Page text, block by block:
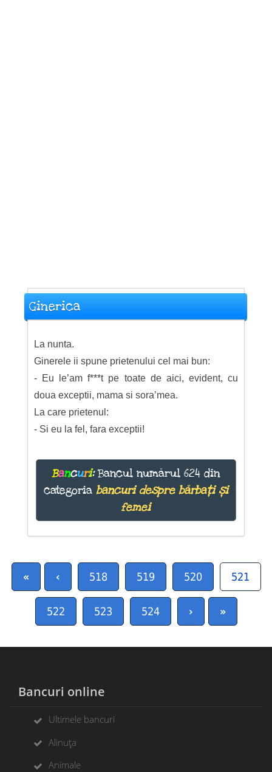
Ginerica
La nunta.
Ginerele ii spune prietenului cel mai bun:
- Eu le’am f***t pe toate de aici, evident, cu
doua exceptii, mama si sora’mea.
La care prietenul:
- Si eu la fel, fara exceptii!
Bancuri:Bancul numărul 624 din
categoria bancuri despre bărbați și
femei
« ‹ 518 519 520 521
522 523 524 › »
Bancuri online
Ultimele bancuri
Alinuța
Animale